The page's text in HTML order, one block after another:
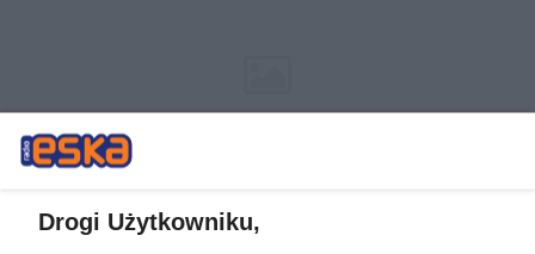
Drogi Użytkowniku,